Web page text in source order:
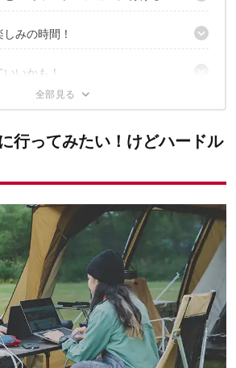
レだけ
ぶらプランが充実し過ぎてる！
みの時間！
める！
暇村なら温泉にも！
いかも！
ンがある休暇村
行ってみたい！けどハードル